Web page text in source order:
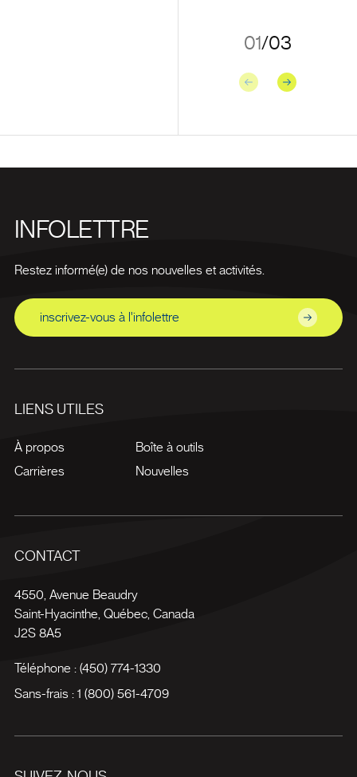
01/03
Précédent Suivant
INFOLETTRE
Restez informé(e) de nos nouvelles et activités.
inscrivez-vous à l'infolettre
LIENS UTILES
À propos
Carrières
Boîte à outils
Nouvelles
CONTACT
4550, Avenue Beaudry
Saint-Hyacinthe Québec, Canada
J2S 8A5
Téléphone : (450) 774-1330
Sans-frais : 1 (800) 561-4709